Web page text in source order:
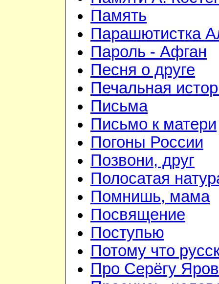
Память
Парашютистка
Пароль - Афган
Песня о друге
Печальная
Письма
Письмо к матери
Погоны России
Позвони, друг
Полосатая
Помнишь, мама
Посвящение
Поступью
Потому что
Про Серёгу